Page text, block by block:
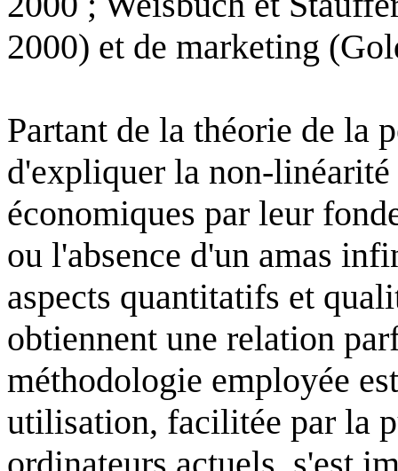
2000) et de marketing
Partant de la théorie de la
d'expliquer la non-linéarité
économiques par leur
ou l'absence d'un amas
aspects quantitatifs et
obtiennent une relation
méthodologie employée
utilisation, facilitée par la